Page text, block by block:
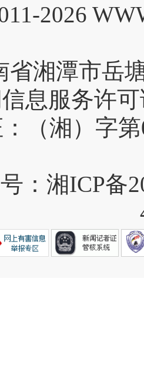
2026
息服务许
（湘）字第
：湘ICP备